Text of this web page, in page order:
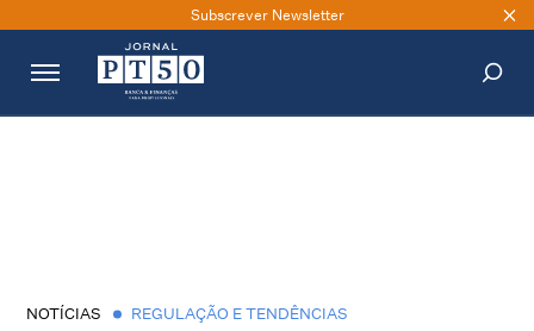
Subscrever Newsletter
NOTÍCIAS REGULAÇÃO E TENDÊNCIAS